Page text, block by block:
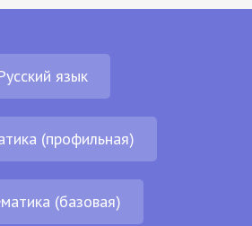
язык
(профильная)
(базовая)